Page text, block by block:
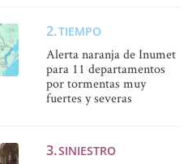
TIEMPO
Alerta naranja de Inumet
para 11 departamentos
por tormentas muy
fuertes y severas
SINIESTRO